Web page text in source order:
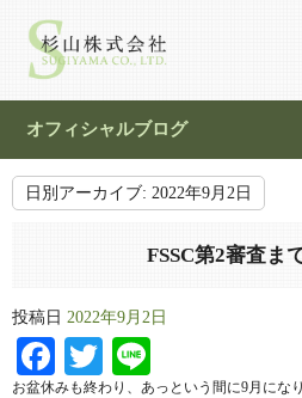
オフィシャルブログ
日別アーカイブ: 2022年9月2日
FSSC第2審査ま
投稿日 2022年9月2日
Facebook
Twitter
お盆休みも終わり、あっという間に9月にな